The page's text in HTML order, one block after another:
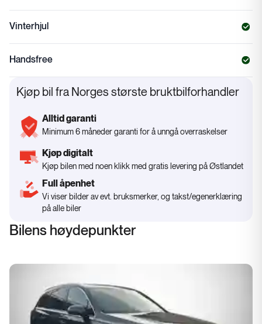
Vinterhjul
Handsfree
Kjøp bil fra Norges største bruktbilforhandler
Alltid garanti
Minimum 6 måneder garanti for å unngå overraskelser
Kjøp digitalt
Kjøp bilen med noen klikk med gratis levering på Østlandet
Full åpenhet
Vi viser bilder av evt. bruksmerker, og takst/egenerklæring
på alle biler
Bilens høydepunkter